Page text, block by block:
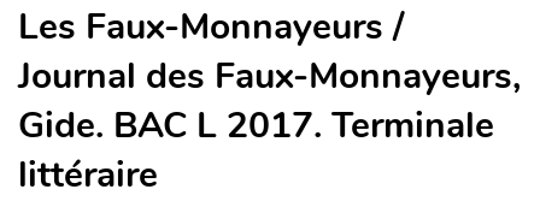
Les Faux-Monnayeurs /
Journal des Faux-Monnayeurs,
Gide. BAC L 2017. Terminale
littéraire